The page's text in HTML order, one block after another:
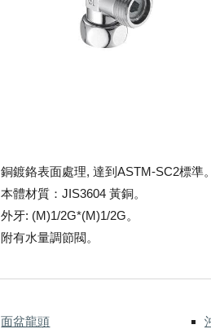
銅鍍鉻表面處理, 達到ASTM-SC2標準。
本體材質：JIS3604 黃銅。
外牙: (M)1/2G*(M)1/2G。
附有水量調節閥。
面盆龍頭